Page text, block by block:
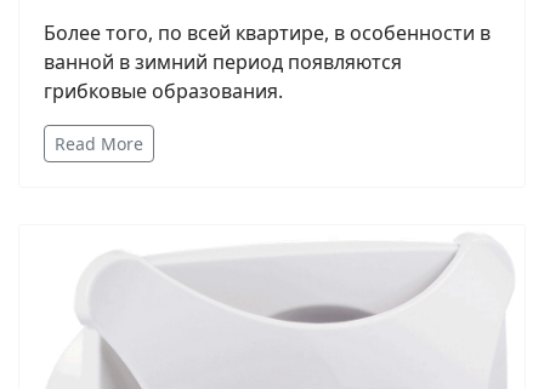
Более того, по всей квартире, в особенности в
ванной в зимний период появляются
грибковые образования.
Read More